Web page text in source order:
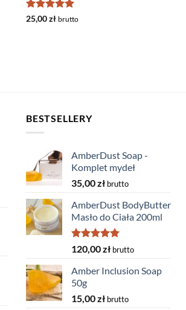
Oceniono5
25,00zł brutto
BESTSELLERY
AmberDust Soap -
Komplet mydeł
35,00zł brutto
AmberDust BodyButter
Masło do Ciała 200ml
Oceniono
5.00na 5
120,00zł brutto
Amber Inclusion Soap
50g
15,00zł brutto